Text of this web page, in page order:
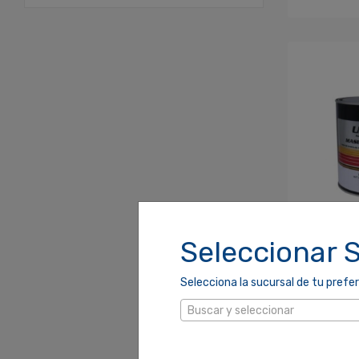
Seleccionar
Selecciona la sucursal de tu
Buscar y seleccionar
MASILLA
CUARTO
SKU: 190061
$8.75